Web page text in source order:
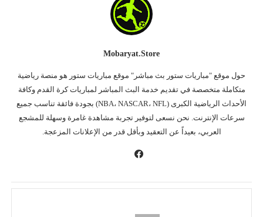
Mobaryat.store
حول موقع "مباريات ستور بث مباشر" موقع مباريات ستور هو منصة رياضية
متكاملة متخصصة في تقديم خدمة البث المباشر لمباريات كرة القدم وكافة
الأحداث الرياضية الكبرى (NBA، NASCAR، NFL) بجودة فائقة تناسب جميع
سرعات الإنترنت. نحن نسعى لتوفير تجربة مشاهدة غامرة وسهلة للمشجع
العربي، بعيداً عن التعقيد وبأقل قدر من الإعلانات المزعجة.